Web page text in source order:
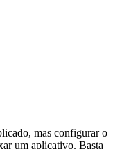
mas configurar o
um aplicativo. Basta